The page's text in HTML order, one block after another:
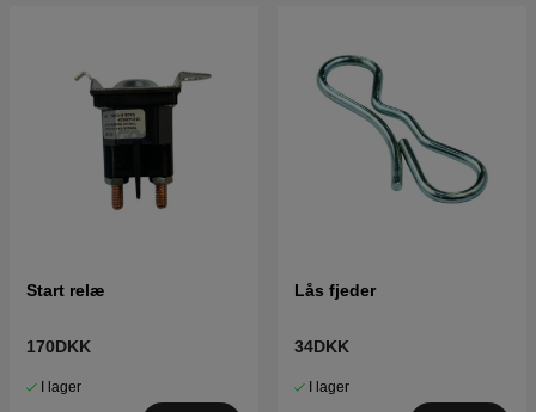
Start relæ
170DKK
I lager
Lås fjeder
34DKK
I lager